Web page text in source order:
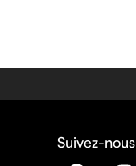
Suivez-nous